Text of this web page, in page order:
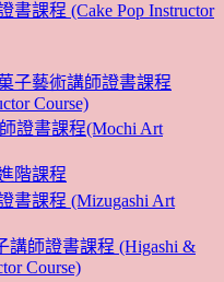
書課程 (Cake Pop Instructor
子藝術講師證書課程
Course)
證書課程(Mochi Art
階課程
書課程 (Mizugashi Art
講師證書課程 (Higashi &
Course)